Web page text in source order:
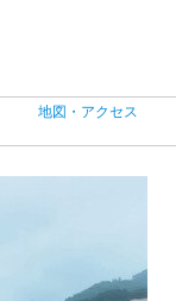
地図・アクセス